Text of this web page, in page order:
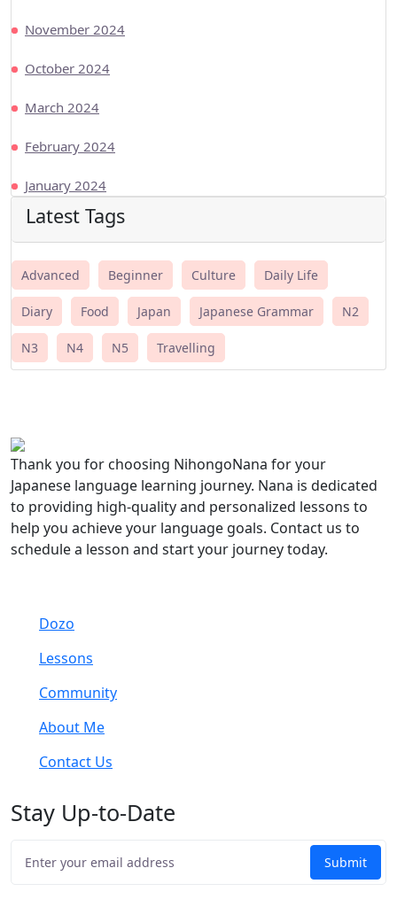
November 2024
October 2024
March 2024
February 2024
January 2024
Latest Tags
Advanced Beginner Culture Daily Life
Diary Food Japan Japanese Grammar N2
N3 N4 N5 Travelling
Thank you for choosing NihongoNana for your
Japanese language learning journey. Nana is dedicated
to providing high-quality and personalized lessons to
help you achieve your language goals. Contact us to
schedule a lesson and start your journey today.
Dozo
Lessons
Community
About Me
Contact Us
Stay Up-to-Date